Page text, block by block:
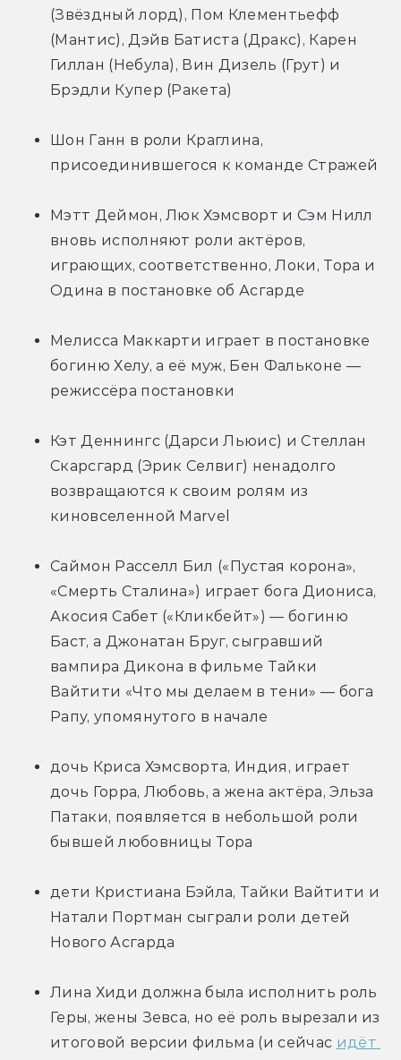
(Звёздный лорд), Пом Клементьефф
(Мантис), Дэйв Батиста (Дракс), Карен
Гиллан (Небула), Вин Дизель (Грут) и
Брэдли Купер (Ракета)
Шон Ганн в роли Краглина,
присоединившегося к команде Стражей
Мэтт Деймон, Люк Хэмсворт и Сэм Нилл
вновь исполняют роли актёров,
играющих, соответственно, Локи, Тора и
Одина в постановке об Асгарде
Мелисса Маккарти играет в постановке
богиню Хелу, а её муж, Бен Фальконе —
режиссёра постановки
Кэт Деннингс (Дарси Льюис) и Стеллан
Скарсгард (Эрик Селвиг) ненадолго
возвращаются к своим ролям из
киновселенной Marvel
Саймон Расселл Бил («Пустая корона»,
«Смерть Сталина») играет бога Диониса,
Акосия Сабет («Кликбейт») — богиню
Баст, а Джонатан Бруг, сыгравший
вампира Дикона в фильме Тайки
Вайтити «Что мы делаем в тени» — бога
Рапу, упомянутого в начале
дочь Криса Хэмсворта, Индия, играет
дочь Горра, Любовь, а жена актёра, Эльза
Патаки, появляется в небольшой роли
бывшей любовницы Тора
дети Кристиана Бэйла, Тайки Вайтити и
Натали Портман сыграли роли детей
Нового Асгарда
Лина Хиди должна была исполнить роль
Геры, жены Зевса, но её роль вырезали из
итоговой версии фильма (и сейчас идёт